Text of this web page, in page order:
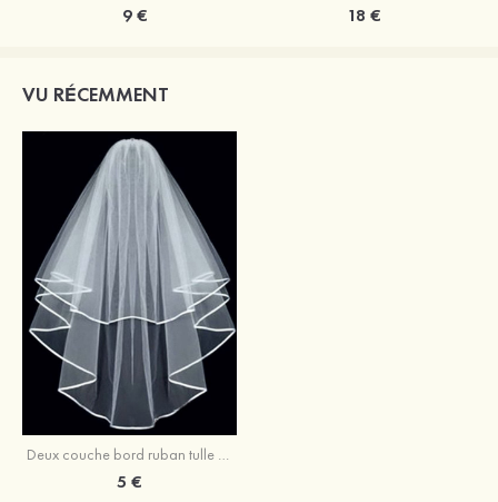
9 € 18 €
VU RÉCEMMENT
Deux couche bord ruban tulle filet voile de mariée longueur coude
5 €